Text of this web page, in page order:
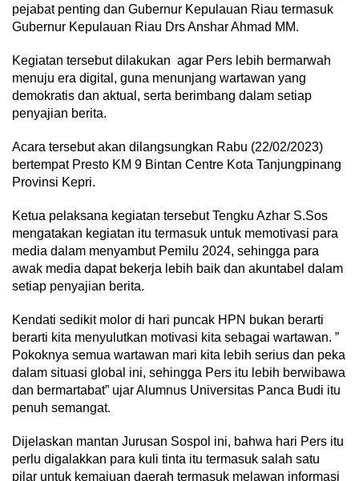
pejabat penting dan Gubernur Kepulauan Riau termasuk
Gubernur Kepulauan Riau Drs Anshar Ahmad MM.
Kegiatan tersebut dilakukan agar Pers lebih bermarwah
menuju era digital, guna menunjang wartawan yang
demokratis dan aktual, serta berimbang dalam setiap
penyajian berita.
Acara tersebut akan dilangsungkan Rabu (22/02/2023)
bertempat Presto KM 9 Bintan Centre Kota Tanjungpinang
Provinsi Kepri.
Ketua pelaksana kegiatan tersebut Tengku Azhar S.Sos
mengatakan kegiatan itu termasuk untuk memotivasi para
media dalam menyambut Pemilu 2024, sehingga para
awak media dapat bekerja lebih baik dan akuntabel dalam
setiap penyajian berita.
Kendati sedikit molor di hari puncak HPN bukan berarti
berarti kita menyulutkan motivasi kita sebagai wartawan. ”
Pokoknya semua wartawan mari kita lebih serius dan peka
dalam situasi global ini, sehingga Pers itu lebih berwibawa
dan bermartabat” ujar Alumnus Universitas Panca Budi itu
penuh semangat.
Dijelaskan mantan Jurusan Sospol ini, bahwa hari Pers itu
perlu digalakkan para kuli tinta itu termasuk salah satu
pilar untuk kemajuan daerah termasuk melawan informasi